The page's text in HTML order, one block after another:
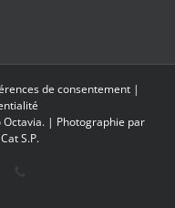
de consentement|
Octavia. | Photographie par
S.P.